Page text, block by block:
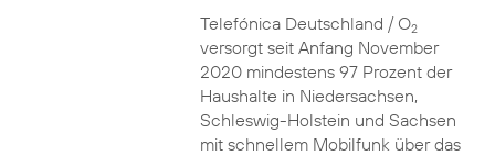
Telefónica Deutschland / O2
versorgt seit Anfang November
2020 mindestens 97 Prozent der
Haushalte in Niedersachsen,
Schleswig-Holstein und Sachsen
mit schnellem Mobilfunk über das